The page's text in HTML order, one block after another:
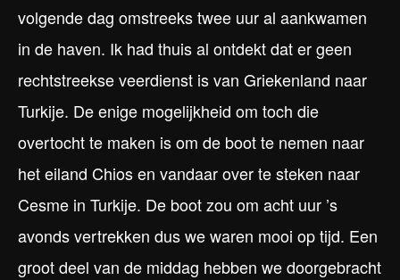
volgende dag omstreeks twee uur al aankwamen
in de haven. Ik had thuis al ontdekt dat er geen
rechtstreekse veerdienst is van Griekenland naar
Turkije. De enige mogelijkheid om toch die
overtocht te maken is om de boot te nemen naar
het eiland Chios en vandaar over te steken naar
Cesme in Turkije. De boot zou om acht uur ’s
avonds vertrekken dus we waren mooi op tijd. Een
groot deel van de middag hebben we doorgebracht